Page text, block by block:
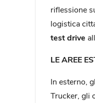
riflessione
logistica
test drive
LE AREE
In esterno,
Trucker, gli